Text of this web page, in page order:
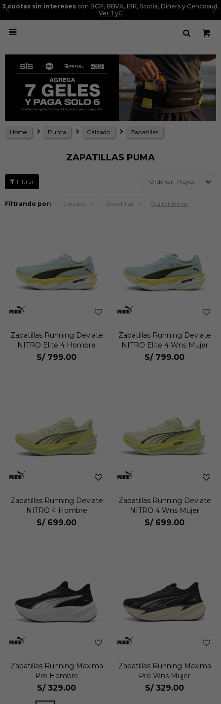
3 cuotas sin intereses con BCP, BBVA, IBK, Scotia, Diners y Cencosud.
Ver TyC

Home Puma Calzado Zapatillas
ZAPATILLAS PUMA
Mayor precio
Filtrando por: Calzado Zapatillas Quitar filtros
Zapatillas Running Deviate
NITRO Elite 4 Hombre
S/ 799.00
Zapatillas Running Deviate
NITRO Elite 4 Wns Mujer
S/ 799.00
Zapatillas Running Deviate
NITRO 4 Hombre
S/ 699.00
Zapatillas Running Deviate
NITRO 4 Wns Mujer
S/ 699.00
Zapatillas Running Maxima
Pro Hombre
S/ 329.00
Zapatillas Running Maxima
Pro Wns Mujer
S/ 329.00